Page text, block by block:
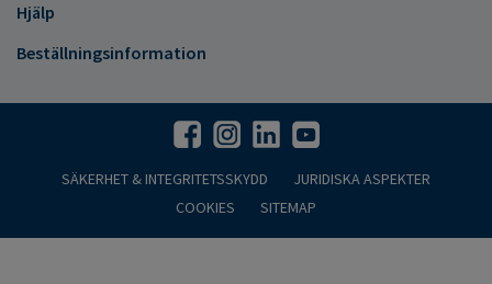
Hjälp
Beställningsinformation
SÄKERHET & INTEGRITETSSKYDD
JURIDISKA ASPEKTER
COOKIES
SITEMAP